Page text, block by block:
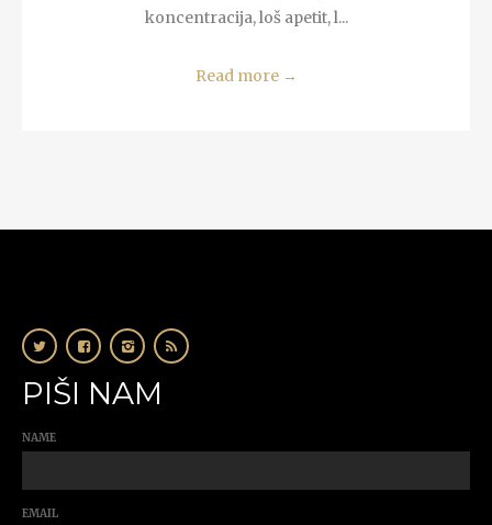
koncentracija, loš apetit, l...
Read more →
PIŠI NAM
NAME
EMAIL